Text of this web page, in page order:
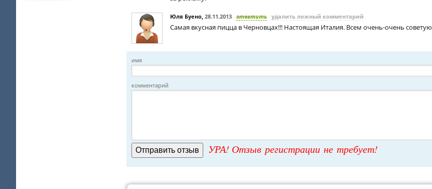
Юля Буено, 28.11.2013 ответить удалить ложный комментарий
Самая вкусная пицца в Черновцах!!! Настоящая Италия. Всем очень-очень советую
имя
комментарий
УРА! Отзыв регистрации не требует!